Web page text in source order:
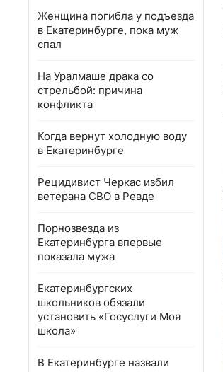
Женщина погибла у подъезда
в Екатеринбурге, пока муж
спал
На Уралмаше драка со
стрельбой: причина
конфликта
Когда вернут холодную воду
в Екатеринбурге
Рецидивист Черкас избил
ветерана СВО в Ревде
Порнозвезда из
Екатеринбурга впервые
показала мужа
Екатеринбургских
школьников обязали
установить «Госуслуги Моя
школа»
В Екатеринбурге назвали